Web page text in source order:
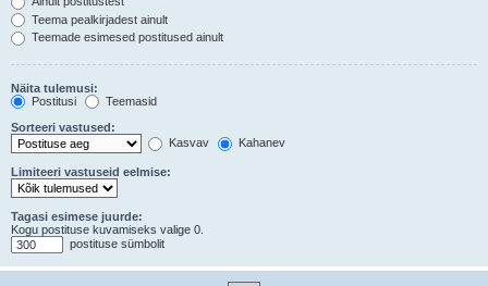
Teema pealkirjadest ainult
Teemade esimesed postitused ainult
Näita tulemusi:
Postitusi
Teemasid
Sorteeri vastused:
Kasvav
Kahanev
Limiteeri vastuseid eelmise:
Tagasi esimese juurde:
Kogu postituse kuvamiseks valige 0.
postituse sümbolit